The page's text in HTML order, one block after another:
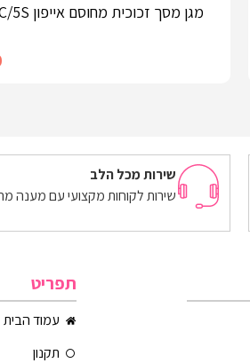
מגן מסך זכוכית מחוסם אייפון 5/5C/5S
הוספה לסל
שירות מכל הלב
שירות לקוחות מקצועי עם מענה
תפריט
עמוד הבית
תקנון